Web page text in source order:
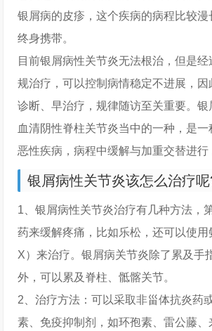
银屑病的皮疹，这个疾病的病程比较
终身携带。
目前银屑病性关节炎无法根治，但是
规治疗，可以控制病情稳定不进展，
诊断、早治疗，规律随访至关重要。银
血清阴性脊柱关节炎当中的一种，是
恶性疾病，病程中缓解与加重交替进行
银屑病性关节炎该怎么治疗
1、银屑病性关节炎治疗有几种方法，
药来缓解疼痛，比如乐松，还可以使
X）来治疗。银屑病关节炎除了累及手
外，可以累及脊柱、骶髂关节。
2、治疗方法：可以采取非甾体抗炎药
素、免疫抑制剂，如环孢素、雷公藤、